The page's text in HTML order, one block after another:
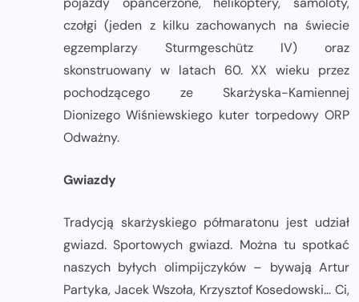
czołgi (jeden z kilku zachowanych na świecie
egzemplarzy Sturmgeschütz IV) oraz
skonstruowany w latach 60. XX wieku przez
pochodzącego ze Skarżyska-Kamiennej
Dionizego Wiśniewskiego kuter torpedowy ORP
Odważny.
Gwiazdy
Tradycją skarżyskiego półmaratonu jest udział
gwiazd. Sportowych gwiazd. Można tu spotkać
naszych byłych olimpijczyków – bywają Artur
Partyka, Jacek Wszoła, Krzysztof Kosedowski… Ci,